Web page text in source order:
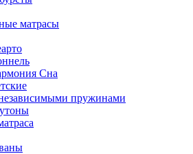
матрасы
Сна
пружинами